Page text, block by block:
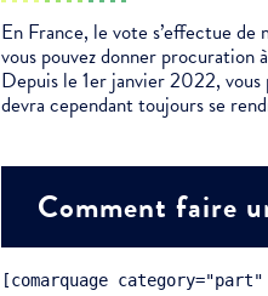
En France, le vote s’effectue de
vous pouvez donner procuration
Depuis le 1er janvier 2022,
devra cependant toujours se
Comment faire
[comarquage category="part"
Newsletter